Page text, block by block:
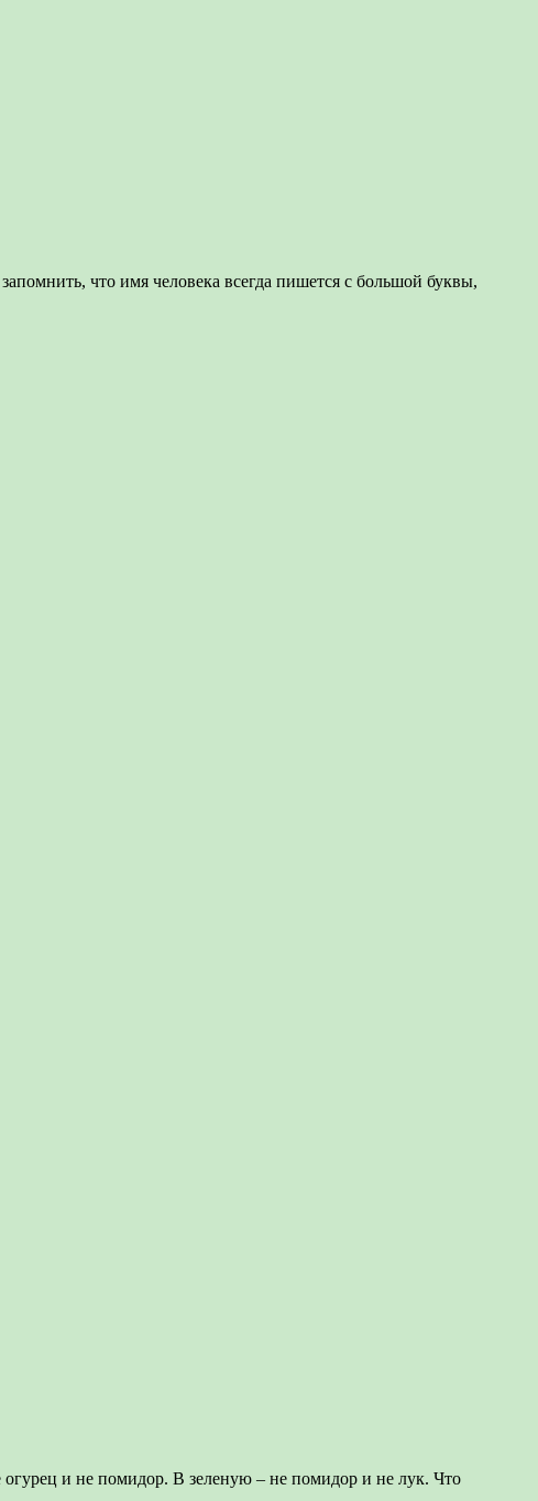
что имя человека всегда пишется с большой буквы,
и не помидор. В зеленую – не помидор и не лук. Что